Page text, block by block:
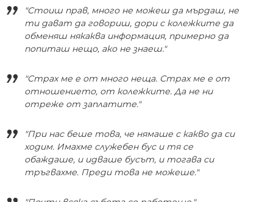
"Стоиш прав, много не можеш да мърдаш, не
ти дават да говориш, дори с колежките да
обменяш някаква информация, примерно да
попиташ нещо, ако не знаеш."
"Страх ме е от много неща. Страх ме е от
отношението, от колежките. Да не ни
отреже от заплатите."
"При нас беше това, че нямаше с какво да си
ходим. Имахме служебен бус и тя се
обаждаше, и идваше бусът, и тогава си
тръгвахме. Преди това не можеше."